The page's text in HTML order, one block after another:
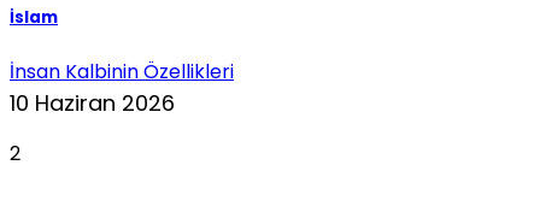
İslam
İnsan Kalbinin Özellikleri
10 Haziran 2026
2